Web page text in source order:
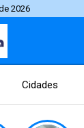
2026
Cidades